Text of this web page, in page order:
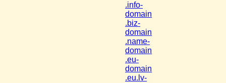
.info-
domain
.biz-
domain
.name-
domain
.eu-
domain
.eu.lv-